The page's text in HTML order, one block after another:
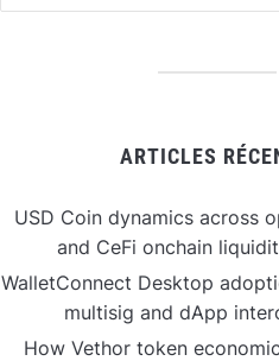
ARTICLES
USD Coin dynamics across
and CeFi onchain
WalletConnect Desktop
multisig and dApp
How Vethor token